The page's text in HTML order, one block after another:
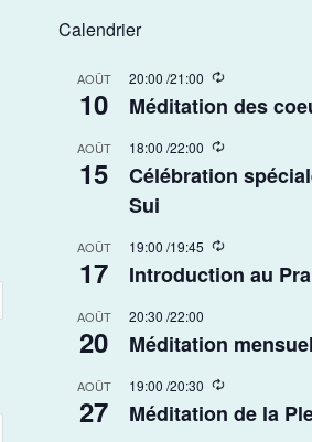
Calendrier
AOÛT
10
20:00 /21:00
R
c
r
i
Méditation des
AOÛT
15
18:00 /22:00
R
c
i
n
g
Célébration
Sui​
AOÛT
17
19:00 /19:45
R
c
i
g
Introduction au
AOÛT
20
20:30 /22:00
Méditation
AOÛT
27
19:00 /20:30
R
c
Méditation de la